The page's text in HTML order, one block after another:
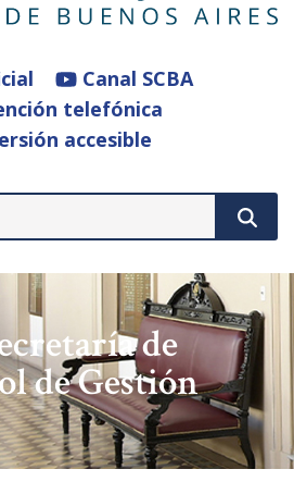
Canal SCBA
telefónica
accesible
de
de Gestión